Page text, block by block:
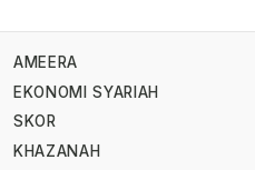
AMEERA
EKONOMI SYARIAH
SKOR
KHAZANAH